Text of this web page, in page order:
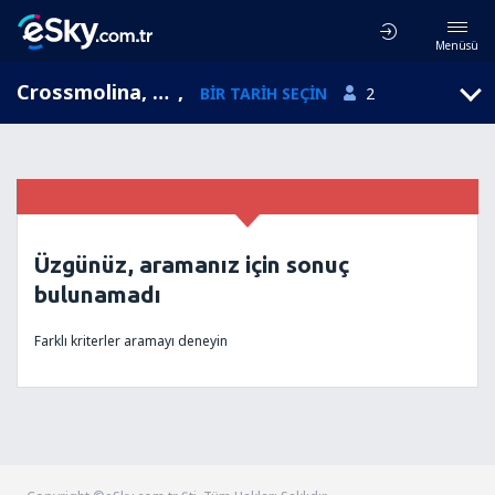
Menüsü
Crossmolina, Mayo, İrlanda , BIR TARIH SEÇIN 2
Üzgünüz, aramanız için sonuç
bulunamadı
Farklı kriterler aramayı deneyin